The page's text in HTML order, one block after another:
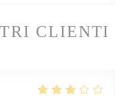
CLIENTI